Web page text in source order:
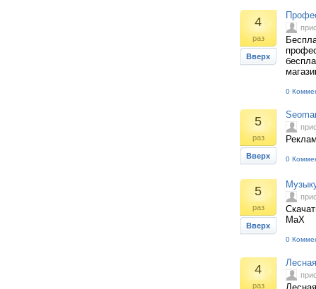
4
раз
Вверх
0
5
раз
Вверх 0
5
раз
Вверх
MaX
0
4
раз